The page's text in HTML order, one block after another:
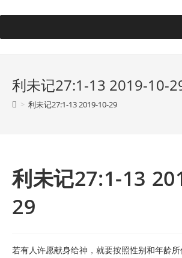
利未记27:1-13 2019-10-
> 利未记27:1-13 2019-10-29
利未记27:1-13
29
若有人许愿献身给神，就要按照性别和年龄